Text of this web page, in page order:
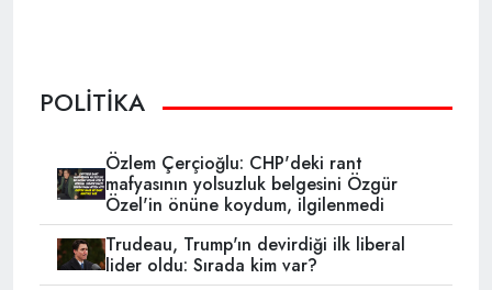
POLİTİKA
Özlem Çerçioğlu: CHP'deki rant
mafyasının yolsuzluk belgesini Özgür
Özel'in önüne koydum, ilgilenmedi
Trudeau, Trump'ın devirdiği ilk liberal
lider oldu: Sırada kim var?